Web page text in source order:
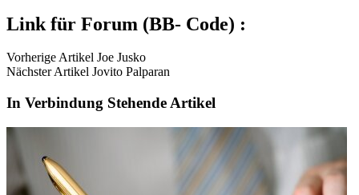
Link für Forum (BB- Code) :
Vorherige Artikel Joe Jusko
Nächster Artikel Jovito Palparan
In Verbindung Stehende Artikel